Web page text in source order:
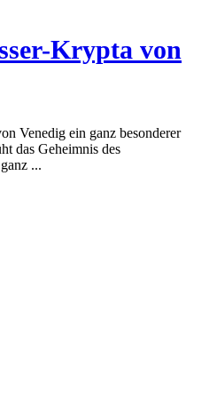
Krypta von
Venedig ein ganz besonderer
das Geheimnis des
...